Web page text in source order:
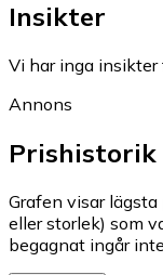
Insikter
Vi har inga insikter
Annons
Prishistorik
Grafen visar
eller storlek) som
begagnat ingår inte.